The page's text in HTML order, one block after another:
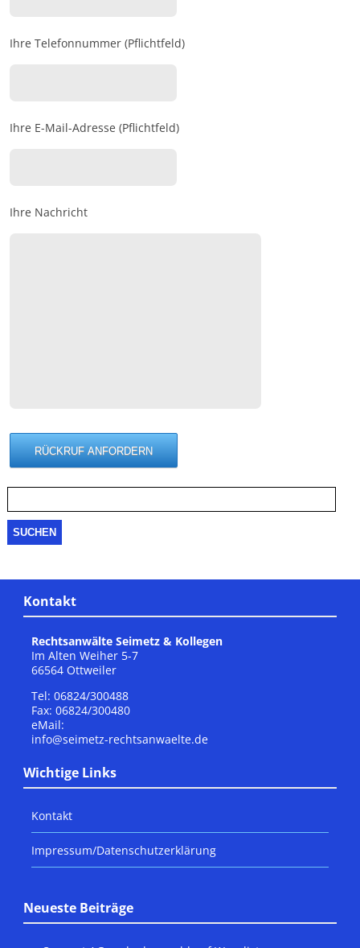
Ihre Telefonnummer (Pflichtfeld)
Ihre E-Mail-Adresse (Pflichtfeld)
Ihre Nachricht
nach:
Kontakt
Rechtsanwälte Seimetz & Kollegen
Im Alten Weiher 5-7
66564 Ottweiler
Tel: 06824/300488
Fax: 06824/300480
eMail:
info@seimetz-rechtsanwaelte.de
Wichtige Links
Kontakt
Impressum/Datenschutzerklärung
Neueste Beiträge